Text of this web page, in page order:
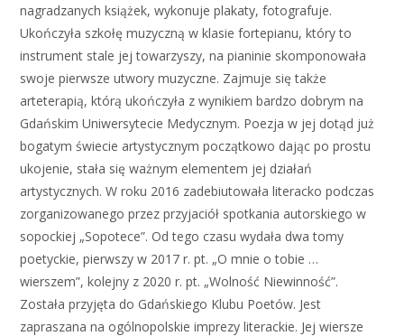
nagradzanych książek, wykonuje plakaty, fotografuje.
Ukończyła szkołę muzyczną w klasie fortepianu, który to
instrument stale jej towarzyszy, na pianinie skomponowała
swoje pierwsze utwory muzyczne. Zajmuje się także
arteterapią, którą ukończyła z wynikiem bardzo dobrym na
Gdańskim Uniwersytecie Medycznym. Poezja w jej dotąd już
bogatym świecie artystycznym początkowo dając po prostu
ukojenie, stała się ważnym elementem jej działań
artystycznych. W roku 2016 zadebiutowała literacko podczas
zorganizowanego przez przyjaciół spotkania autorskiego w
sopockiej „Sopotece”. Od tego czasu wydała dwa tomy
poetyckie, pierwszy w 2017 r. pt. „O mnie o tobie …
wierszem”, kolejny z 2020 r. pt. „Wolność Niewinność”.
Została przyjęta do Gdańskiego Klubu Poetów. Jest
zapraszana na ogólnopolskie imprezy literackie. Jej wiersze